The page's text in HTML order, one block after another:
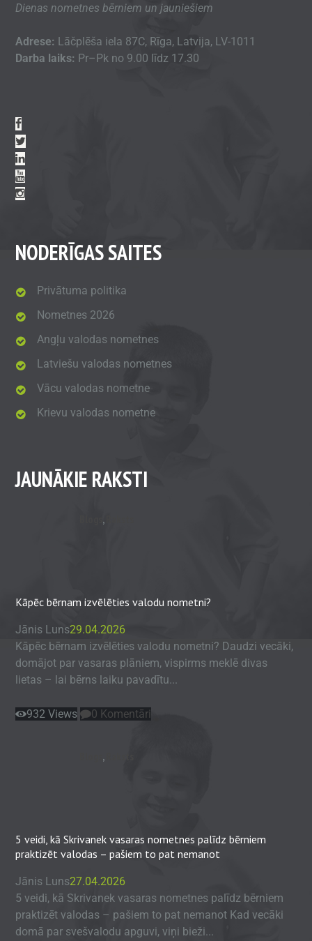
Dienas nometnes bērniem un jauniešiem
Adrese: Lāčplēša iela 87C, Rīga, Latvija, LV-1011
Darba laiks: Pr–Pk no 9.00 līdz 17.30
NODERĪGAS SAITES
Privātuma politika
Nometnes 2026
Angļu valodas nometnes
Latviešu valodas nometnes
Vācu valodas nometne
Krievu valodas nometne
JAUNĀKIE RAKSTI
,
Kāpēc bērnam izvēlēties valodu nometni?
Jānis Luns29.04.2026
Kāpēc bērnam izvēlēties valodu nometni? Daudzi vecāki,
domājot par vasaras plāniem, vispirms meklē divas
lietas – lai bērns laiku pavadītu...
932 Views 0 Komentāri
,
5 veidi, kā Skrivanek vasaras nometnes palīdz bērniem
praktizēt valodas – pašiem to pat nemanot
Jānis Luns27.04.2026
5 veidi, kā Skrivanek vasaras nometnes palīdz bērniem
praktizēt valodas – pašiem to pat nemanot Kad vecāki
domā par svešvalodu apguvi, viņi bieži...